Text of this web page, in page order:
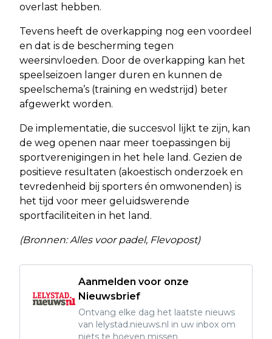
overlast hebben.
Tevens heeft de overkapping nog een voordeel
en dat is de bescherming tegen
weersinvloeden. Door de overkapping kan het
speelseizoen langer duren en kunnen de
speelschema’s (training en wedstrijd) beter
afgewerkt worden.
De implementatie, die succesvol lijkt te zijn, kan
de weg openen naar meer toepassingen bij
sportverenigingen in het hele land. Gezien de
positieve resultaten (akoestisch onderzoek en
tevredenheid bij sporters én omwonenden) is
het tijd voor meer geluidswerende
sportfaciliteiten in het land.
(Bronnen: Alles voor padel, Flevopost)
Aanmelden voor onze
Nieuwsbrief
Ontvang elke dag het laatste nieuws
van lelystad.nieuws.nl in uw inbox om
niets te hoeven missen